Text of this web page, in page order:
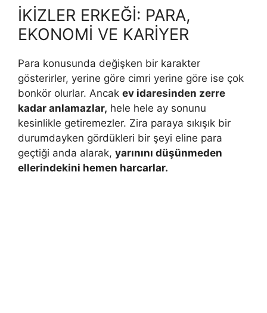
İKİZLER ERKEĞİ: PARA,
EKONOMİ VE KARİYER
Para konusunda değişken bir karakter
gösterirler, yerine göre cimri yerine göre ise çok
bonkör olurlar. Ancak ev idaresinden zerre
kadar anlamazlar, hele hele ay sonunu
kesinlikle getiremezler. Zira paraya sıkışık bir
durumdayken gördükleri bir şeyi eline para
geçtiği anda alarak, yarınını düşünmeden
ellerindekini hemen harcarlar.